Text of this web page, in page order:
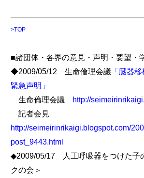
>TOP
■諸団体・各界の意見・声明・要望・
◆2009/05/12 生命倫理会議 「臓器
緊急声明」
生命倫理会議 http://
記者会見
http://seimeirinrikaigi.blogspot.com/
post_9443.html
◆2009/05/17 人工呼吸器をつけた子
クの会＞